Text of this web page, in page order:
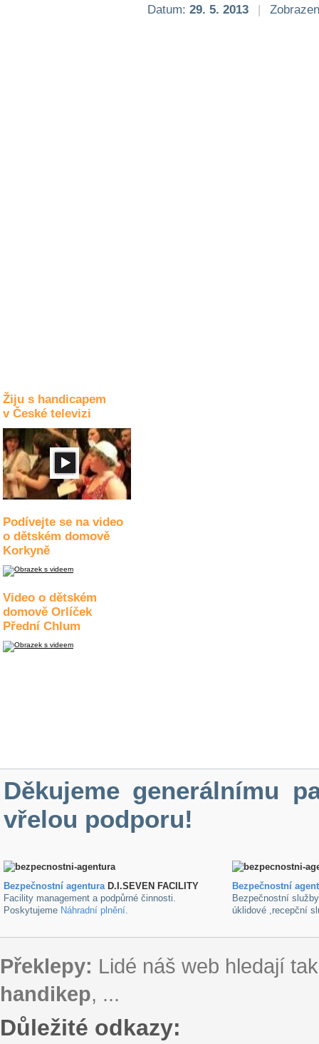
Žiju s handicapem
v České televizi
Podívejte se na video
o dětském domově
Korkyně
Video o dětském
domově Orlíček
Přední Chlum
Datum: 29. 5. 2013 |
Děkujeme generálnímu
vřelou podporu!
Bezpečnostní agenturaD.I.SEVEN FACILITY
Facility management a podpůrné činnosti.
Poskytujeme Náhradní plnění.
Bezpečnostní
Bezpečnostní
úklidové ,recepční
Překlepy: Lidé náš web hledají
handikep, ...
Důležité odkazy: